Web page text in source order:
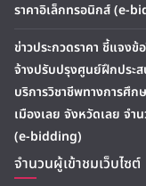
ราคาอิเล็กทรอนิกส์ (e-
ข่าวประกวดราคา ชี้แจงข้
จ้างปรับปรุงศูนย์ฝึกประ
บริการวิชาชีพทางการศึก
เมืองเลย จังหวัดเลย จำ
(e-bidding)
จำนวนผู้เข้าชมเว็บไซต์